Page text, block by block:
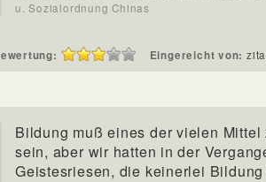
u. Sozialordnung Chinas
Eingereicht von:
Bildung muß eines der vielen
sein, aber wir hatten in der
Geistesriesen, die keinerlei